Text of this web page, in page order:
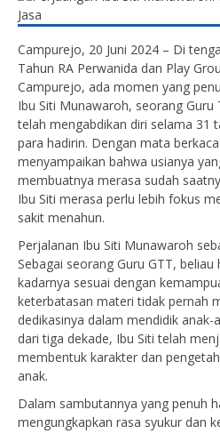
Campurejo, 20 Juni 2024 – Di
Tahun RA Perwanida dan Play
Campurejo, ada momen yang
Ibu Siti Munawaroh, seorang Guru
telah mengabdikan diri selama 31
para hadirin. Dengan mata
menyampaikan bahwa usianya
membuatnya merasa sudah
Ibu Siti merasa perlu lebih fokus
sakit menahun.
Perjalanan Ibu Siti Munawaroh
Sebagai seorang Guru GTT,
kadarnya sesuai dengan
keterbatasan materi tidak pernah
dedikasinya dalam mendidik anak-
dari tiga dekade, Ibu Siti telah
membentuk karakter dan
anak.
Dalam sambutannya yang penuh
mengungkapkan rasa syukur dan